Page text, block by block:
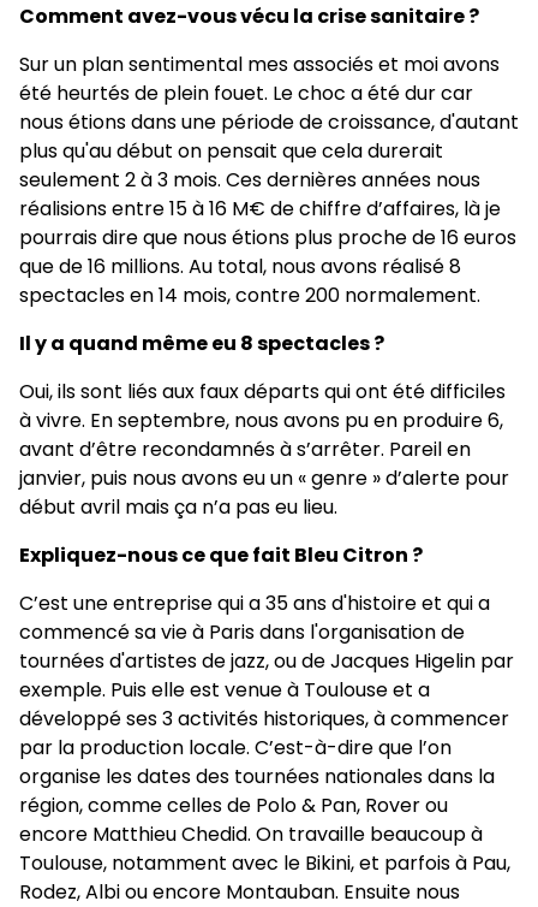
Comment avez-vous vécu la crise sanitaire ?
Sur un plan sentimental mes associés et moi avons
été heurtés de plein fouet. Le choc a été dur car
nous étions dans une période de croissance, d'autant
plus qu'au début on pensait que cela durerait
seulement 2 à 3 mois. Ces dernières années nous
réalisions entre 15 à 16 M€ de chiffre d’affaires, là je
pourrais dire que nous étions plus proche de 16 euros
que de 16 millions. Au total, nous avons réalisé 8
spectacles en 14 mois, contre 200 normalement.
Il y a quand même eu 8 spectacles ?
Oui, ils sont liés aux faux départs qui ont été difficiles
à vivre. En septembre, nous avons pu en produire 6,
avant d’être recondamnés à s’arrêter. Pareil en
janvier, puis nous avons eu un « genre » d’alerte pour
début avril mais ça n’a pas eu lieu.
Expliquez-nous ce que fait Bleu Citron ?
C’est une entreprise qui a 35 ans d'histoire et qui a
commencé sa vie à Paris dans l'organisation de
tournées d'artistes de jazz, ou de Jacques Higelin par
exemple. Puis elle est venue à Toulouse et a
développé ses 3 activités historiques, à commencer
par la production locale. C’est-à-dire que l’on
organise les dates des tournées nationales dans la
région, comme celles de Polo & Pan, Rover ou
encore Matthieu Chedid. On travaille beaucoup à
Toulouse, notamment avec le Bikini, et parfois à Pau,
Rodez, Albi ou encore Montauban. Ensuite nous